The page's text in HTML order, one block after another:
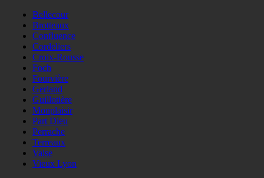
Bellecour
Brotteaux
Confluence
Cordeliers
Croix-Rousse
Foch
Fourvière
Gerland
Guillotière
Monplaisir
Part Dieu
Perrache
Terreaux
Vaise
Vieux Lyon